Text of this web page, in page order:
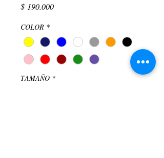
$ 190.000Precio
COLOR *
TAMAÑO *